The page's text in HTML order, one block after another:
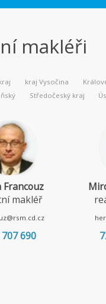
makléři
kraj Vysočina
Středočeský kraj
makléř
690